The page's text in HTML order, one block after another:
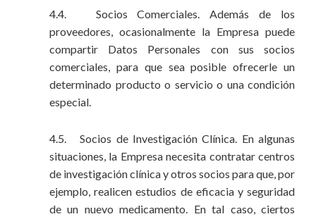
4.4. Socios Comerciales. Además de los
proveedores, ocasionalmente la Empresa puede
compartir Datos Personales con sus socios
comerciales, para que sea posible ofrecerle un
determinado producto o servicio o una condición
especial.
4.5. Socios de Investigación Clínica. En algunas
situaciones, la Empresa necesita contratar centros
de investigación clínica y otros socios para que, por
ejemplo, realicen estudios de eficacia y seguridad
de un nuevo medicamento. En tal caso, ciertos